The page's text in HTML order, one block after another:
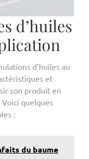
d’huiles
d’huiles au
et
son produit en
quelques
:
du baume